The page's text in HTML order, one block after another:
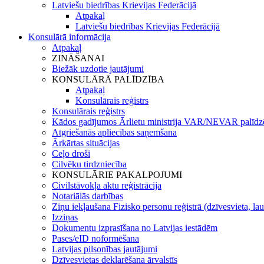
Latviešu biedrības Krievijas Federācijā
Atpakaļ
Latviešu biedrības Krievijas Federācijā
Konsulārā informācija
Atpakaļ
ZINĀŠANAI
Biežāk uzdotie jautājumi
KONSULĀRĀ PALĪDZĪBA
Atpakaļ
Konsulārais reģistrs
Konsulārais reģistrs
Kādos gadījumos Ārlietu ministrija VAR/NEVAR
Atgriešanās apliecības saņemšana
Ārkārtas situācijas
Ceļo droši
Cilvēku tirdzniecība
KONSULĀRIE PAKALPOJUMI
Civilstāvokļa aktu reģistrācija
Notariālās darbības
Ziņu iekļaušana Fizisko personu reģistrā (dzīvesvieta,
Izziņas
Dokumentu izprasīšana no Latvijas iestādēm
Pases/eID noformēšana
Latvijas pilsonības jautājumi
Dzīvesvietas deklarēšana ārvalstīs